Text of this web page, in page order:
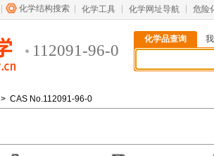
化学结构搜索 化学工具 化学网址导航 危险
112091-96-0
化学品查询
> CAS No.112091-96-0